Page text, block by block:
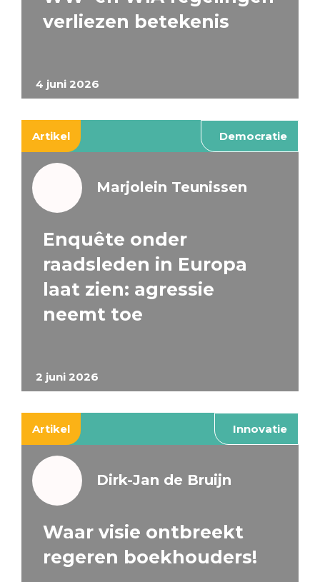
4 juni 2026
verliezen betekenis
Artikel Democratie
2 juni 2026
Marjolein Teunissen
Enquête onder
raadsleden in Europa
laat zien: agressie
neemt toe
Artikel Innovatie
Dirk-Jan de Bruijn
Waar visie ontbreekt
regeren boekhouders!